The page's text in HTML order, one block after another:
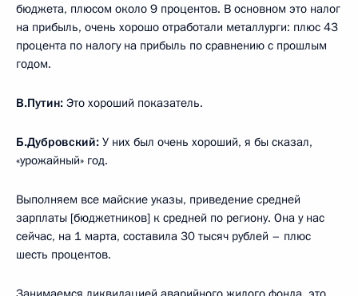
бюджета, плюсом около 9 процентов. В основном это налог
на прибыль, очень хорошо отработали металлурги: плюс 43
процента по налогу на прибыль по сравнению с прошлым
годом.
В.Путин: Это хороший показатель.
Б.Дубровский: У них был очень хороший, я бы сказал,
«урожайный» год.
Выполняем все майские указы, приведение средней
зарплаты [бюджетников] к средней по региону. Она у нас
сейчас, на 1 марта, составила 30 тысяч рублей – плюс
шесть процентов.